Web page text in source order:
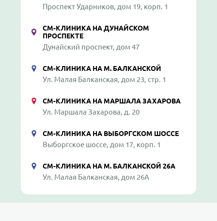
Проспект Ударников, дом 19, корп. 1
СМ-КЛИНИКА НА ДУНАЙСКОМ
ПРОСПЕКТЕ
Дунайский проспект, дом 47
СМ-КЛИНИКА НА М. БАЛКАНСКОЙ
Ул. Малая Балканская, дом 23, стр. 1
СМ-КЛИНИКА НА МАРШАЛА ЗАХАРОВА
Ул. Маршала Захарова, д. 20
СМ-КЛИНИКА НА ВЫБОРГСКОМ ШОССЕ
Выборгское шоссе, дом 17, корп. 1
СМ-КЛИНИКА НА М. БАЛКАНСКОЙ 26А
Ул. Малая Балканская, дом 26А